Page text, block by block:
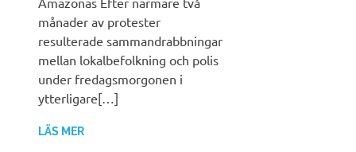
månader av protester
resulterade sammandrabbningar
mellan lokalbefolkning och polis
under fredagsmorgonen i
ytterligare[…]
LÄS MER